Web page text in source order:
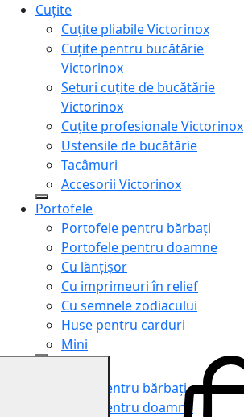
Cuțite
Cuțite pliabile Victorinox
Cuțite pentru bucătărie
Victorinox
Seturi cuțite de bucătărie
Victorinox
Cuțite profesionale Victorinox
Ustensile de bucătărie
Tacâmuri
Accesorii Victorinox
Portofele
Portofele pentru bărbați
Portofele pentru doamne
Cu lănțișor
Cu imprimeuri în relief
Cu semnele zodiacului
Huse pentru carduri
Mini
Genți pentru bărbați
Genți pentru doamne